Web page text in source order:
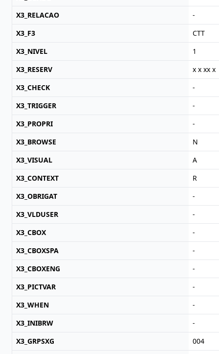
X3_RELACAO
-
X3_F3
CTT
X3_NIVEL
1
X3_RESERV
x x xx x
X3_CHECK
-
X3_TRIGGER
-
X3_PROPRI
-
X3_BROWSE
N
X3_VISUAL
A
X3_CONTEXT
R
X3_OBRIGAT
-
X3_VLDUSER
-
X3_CBOX
-
X3_CBOXSPA
-
X3_CBOXENG
-
X3_PICTVAR
-
X3_WHEN
-
X3_INIBRW
-
X3_GRPSXG
004